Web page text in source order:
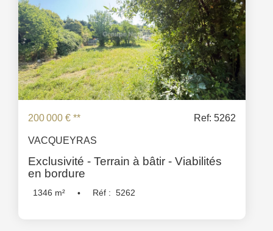
200 000 € ** Ref: 5262
VACQUEYRAS
Exclusivité - Terrain à bâtir - Viabilités
en bordure
1346 m² Réf : 5262